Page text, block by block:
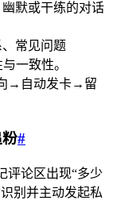
默或干练的对话
常见问题
一致性。
→自动发卡→留
#
评论区出现“多少
别并主动发起私